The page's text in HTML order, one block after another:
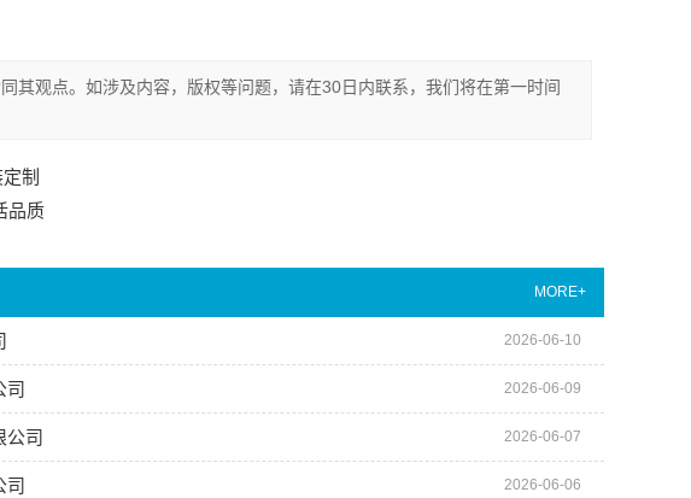
其观点。如涉及内容，版权等问题，请在30日内联系，我们将在第一时间
制
品质
MORE+
2026-06-10
司 2026-06-09
公司 2026-06-07
司 2026-06-06